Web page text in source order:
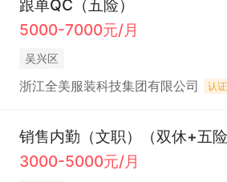
跟单QC（五险）
5000-7000元/月
吴兴区
浙江全美服装科技集团有限公司 认证
销售内勤（文职）（双休+五
3000-5000元/月